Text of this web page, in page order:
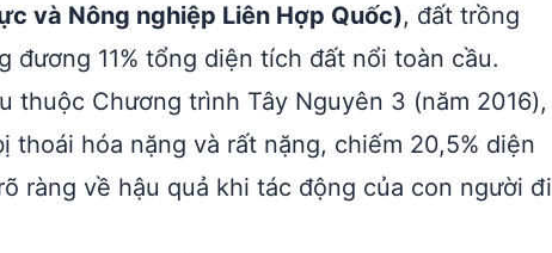
và Nông nghiệp Liên Hợp Quốc), đất trồng
11% tổng diện tích đất nổi toàn cầu.
thuộc Chương trình Tây Nguyên 3 (năm 2016),
hóa nặng và rất nặng, chiếm 20,5% diện
ràng về hậu quả khi tác động của con người đi